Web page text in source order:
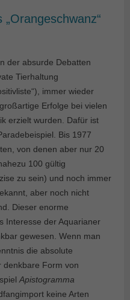
der absurde Debatten
Tierhaltung
immer wieder
Erfolge bei vielen
erzielt wurden. Dafür ist
Bis 1977
von denen aber nur 20
100 gültig
zu sein) und noch immer
aber noch nicht
Dieser enorme
Interesse der Aquarianer
gewesen. Wenn man
die absolute
denkbare Form von
Apistogramma
keine Arten